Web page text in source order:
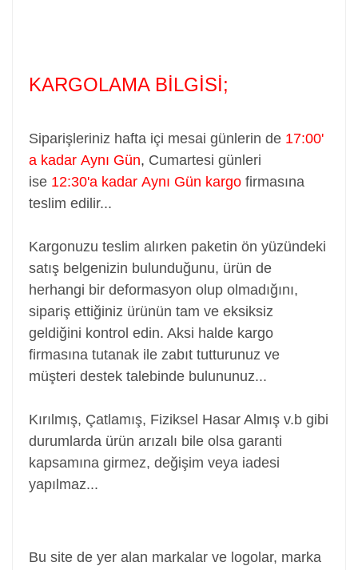
KARGOLAMA BİLGİSİ;
Siparişleriniz hafta içi mesai günlerin de 17:00'
a kadar Aynı Gün, Cumartesi günleri
ise 12:30'a kadar Aynı Gün kargo firmasına
teslim edilir...
Kargonuzu teslim alırken paketin ön yüzündeki
satış belgenizin bulunduğunu, ürün de
herhangi bir deformasyon olup olmadığını,
sipariş ettiğiniz ürünün tam ve eksiksiz
geldiğini kontrol edin. Aksi halde kargo
firmasına tutanak ile zabıt tutturunuz ve
müşteri destek talebinde bulununuz...
Kırılmış, Çatlamış, Fiziksel Hasar Almış v.b gibi
durumlarda ürün arızalı bile olsa garanti
kapsamına girmez, değişim veya iadesi
yapılmaz...
Bu site de yer alan markalar ve logolar, marka